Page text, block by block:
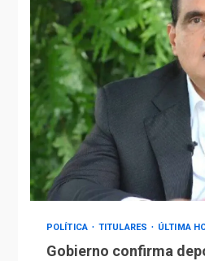
POLÍTICA TITULARES ÚLTIMA
Gobierno confirma